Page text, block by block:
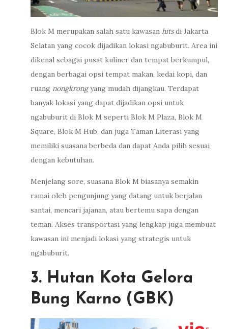
Blok M merupakan salah satu kawasan hitsdi Jakarta
Selatan yang cocok dijadikan lokasi ngabuburit. Area ini
dikenal sebagai pusat kuliner dan tempat berkumpul,
dengan berbagai opsi tempat makan, kedai kopi, dan
ruang nongkrongyang mudah dijangkau. Terdapat
banyak lokasi yang dapat dijadikan opsi untuk
ngabuburit di Blok M seperti Blok M Plaza, Blok M
Square, Blok M Hub, dan juga Taman Literasi yang
memiliki suasana berbeda dan dapat Anda pilih sesuai
dengan kebutuhan.
Menjelang sore, suasana Blok M biasanya semakin
ramai oleh pengunjung yang datang untuk berjalan
santai, mencari jajanan, atau bertemu sapa dengan
teman. Akses transportasi yang lengkap juga membuat
kawasan ini menjadi lokasi yang strategis untuk
ngabuburit.
3. Hutan Kota Gelora
Bung Karno (GBK)